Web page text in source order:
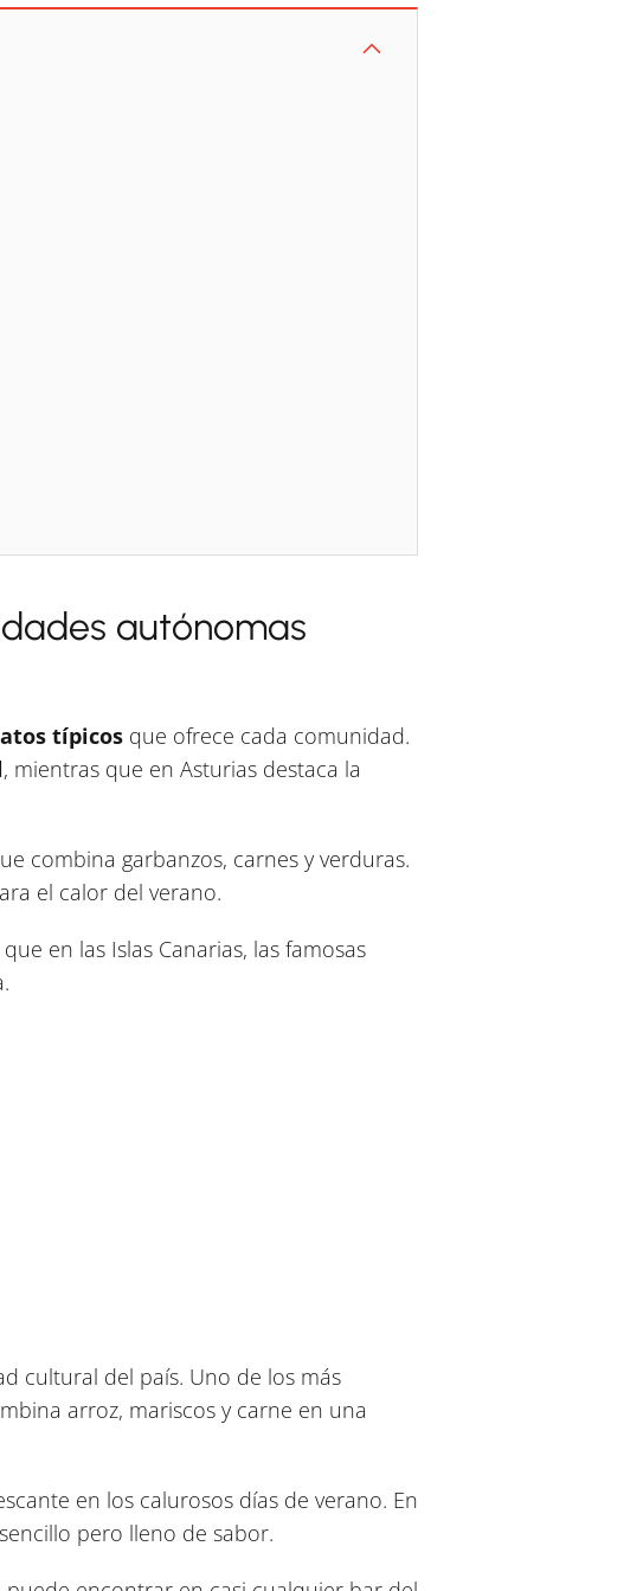
autónomas
típicosque ofrece cada comunidad.
, mientras que en Asturias destaca la
combina garbanzos, carnes y verduras.
el calor del verano.
en las Islas Canarias, las famosas
cultural del país. Uno de los más
arroz, mariscos y carne en una
en los calurosos días de verano. En
pero lleno de sabor.